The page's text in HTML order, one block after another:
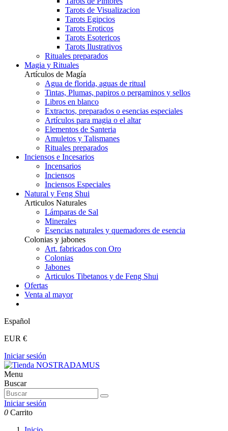
Tarots de Visualizacion
Tarots Egipcios
Tarots Eroticos
Tarots Esotericos
Tarots Ilustrativos
Rituales preparados
Magia y Rituales
Artículos de Magía
Agua de florida, aguas de ritual
Tintas, Plumas, papiros o pergaminos y sellos
Libros en blanco
Extractos, preparados o esencias especiales
Artículos para magia o el altar
Elementos de Santeria
Amuletos y Talismanes
Rituales preparados
Inciensos e Incesarios
Incensarios
Inciensos
Inciensos Especiales
Natural y Feng Shui
Articulos Naturales
Lámparas de Sal
Minerales
Esencias naturales y quemadores de esencia
Colonias y jabones
Art. fabricados con Oro
Colonias
Jabones
Articulos Tibetanos y de Feng Shui
Ofertas
Venta al mayor
Español
EUR €
Iniciar sesión
Menu
Buscar
Iniciar sesión
0 Carrito